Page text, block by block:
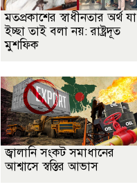
মতপ্রকাশের স্বাধীনতার অর্থ যা
ইচ্ছা তাই বলা নয়: রাষ্ট্রদূত
মুশফিক
জ্বালানি সংকট সমাধানের
আশ্বাসে স্বস্তির আভাস